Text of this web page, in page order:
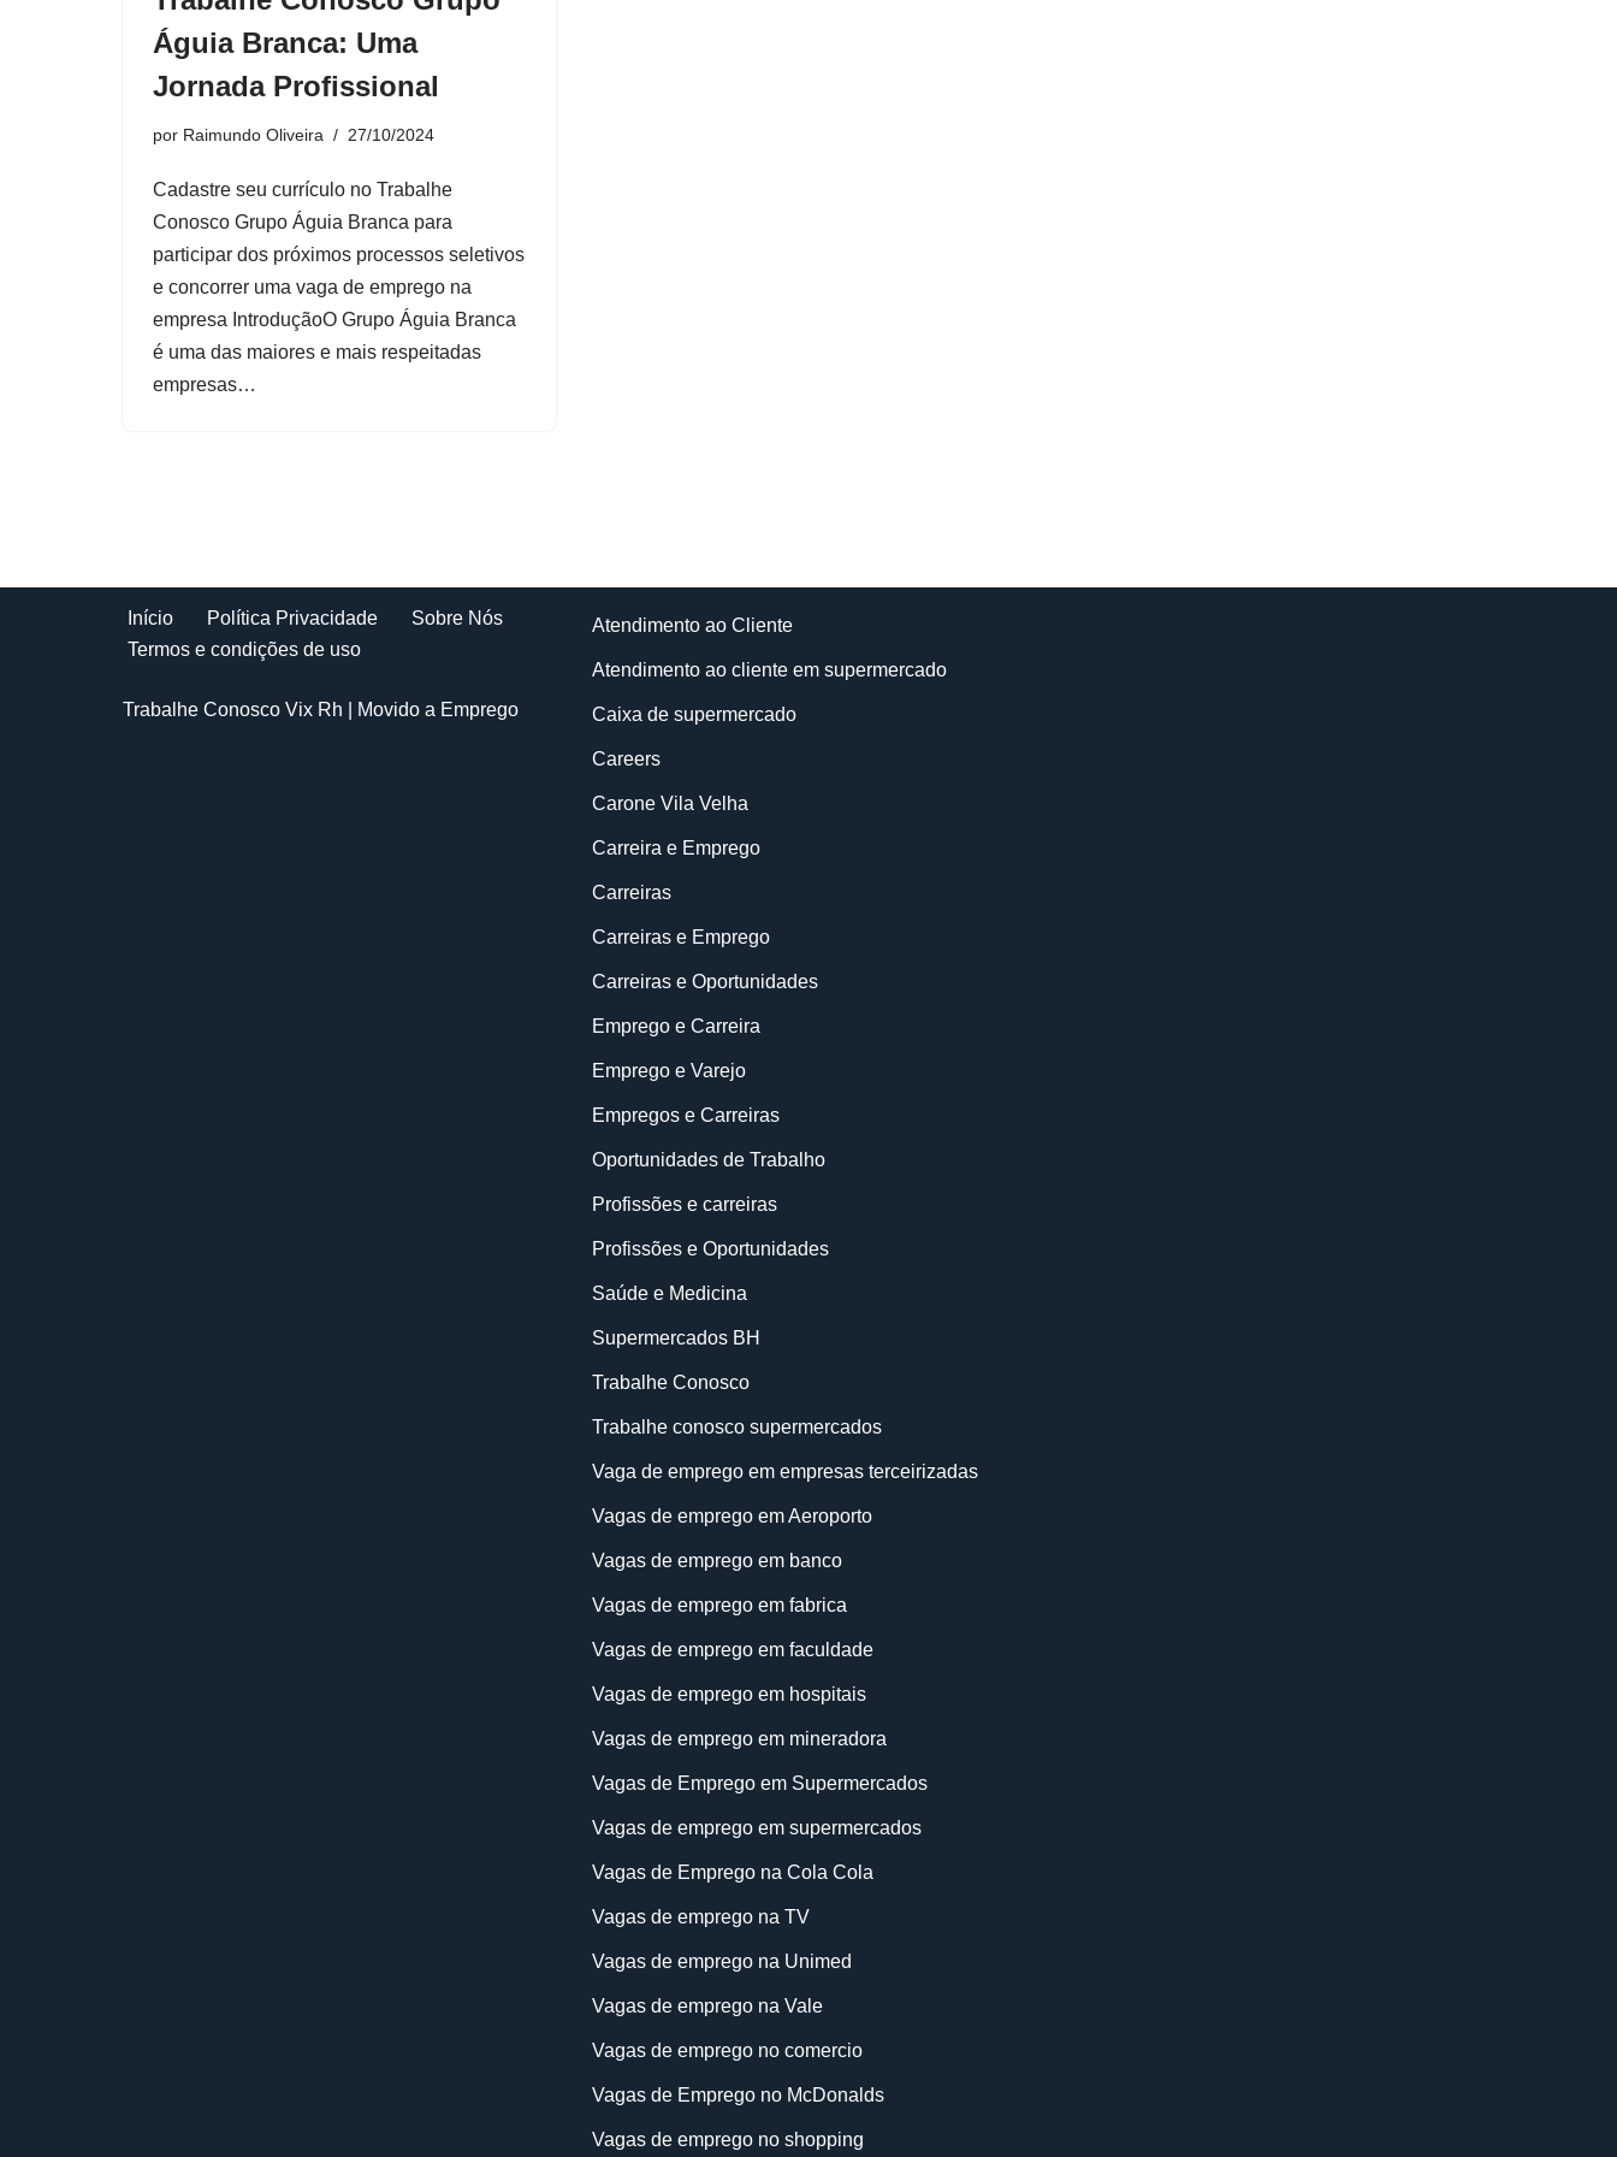
Águia Branca: Uma
Jornada Profissional
por Raimundo Oliveira 27/10/2024
Cadastre seu currículo no Trabalhe
Conosco Grupo Águia Branca para
participar dos próximos processos seletivos
e concorrer uma vaga de emprego na
empresa IntroduçãoO Grupo Águia Branca
é uma das maiores e mais respeitadas
empresas…
Início Política Privacidade
Sobre Nós
Termos e condições de uso
Trabalhe Conosco Vix Rh | Movido a Emprego
Atendimento ao Cliente
Atendimento ao cliente em supermercado
Caixa de supermercado
Careers
Carone Vila Velha
Carreira e Emprego
Carreiras
Carreiras e Emprego
Carreiras e Oportunidades
Emprego e Carreira
Emprego e Varejo
Empregos e Carreiras
Oportunidades de Trabalho
Profissões e carreiras
Profissões e Oportunidades
Saúde e Medicina
Supermercados BH
Trabalhe Conosco
Trabalhe conosco supermercados
Vaga de emprego em empresas terceirizadas
Vagas de emprego em Aeroporto
Vagas de emprego em banco
Vagas de emprego em fabrica
Vagas de emprego em faculdade
Vagas de emprego em hospitais
Vagas de emprego em mineradora
Vagas de Emprego em Supermercados
Vagas de emprego em supermercados
Vagas de Emprego na Cola Cola
Vagas de emprego na TV
Vagas de emprego na Unimed
Vagas de emprego na Vale
Vagas de emprego no comercio
Vagas de Emprego no McDonalds
Vagas de emprego no shopping